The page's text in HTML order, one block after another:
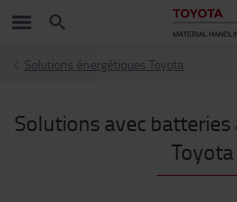
Solutions énergétiques Toyota
Solutions avec
Toyota